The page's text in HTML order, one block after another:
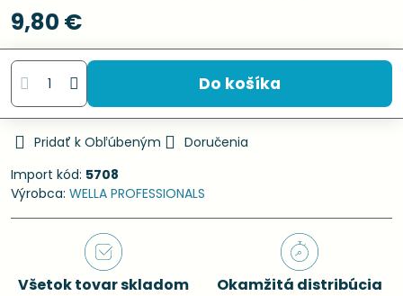
9,80 €
Do košíka
Pridať k Obľúbeným
Doručenia
Import kód: 5708
Výrobca: WELLA PROFESSIONALS
Všetok tovar skladom Okamžitá distribúcia